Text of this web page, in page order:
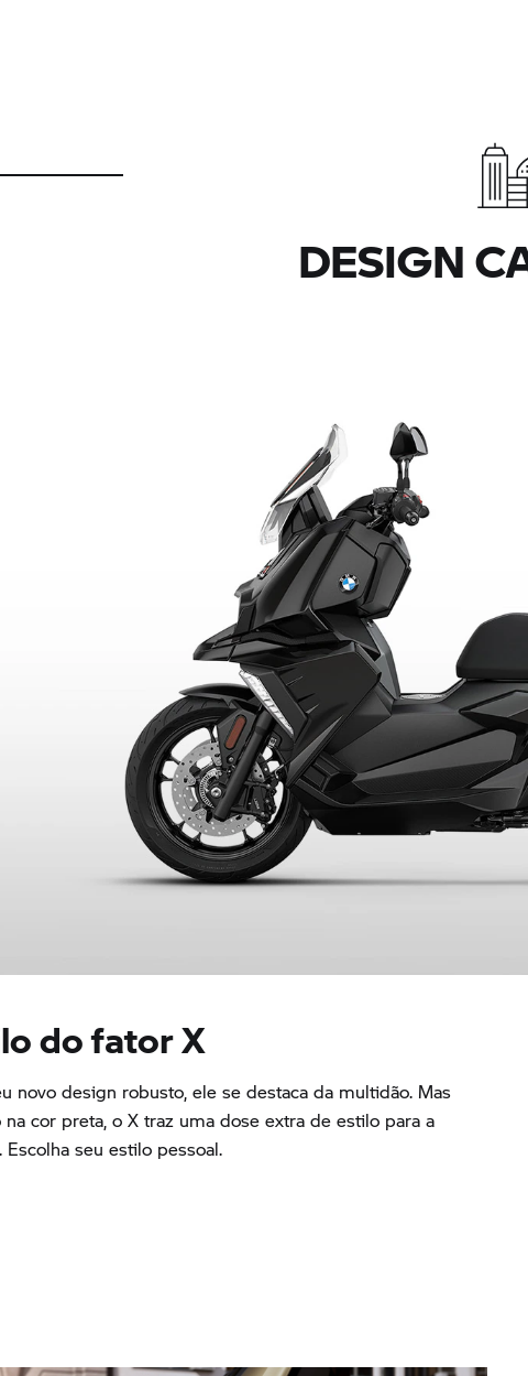
DESIGN
do fator X
novo design robusto, ele se destaca da multidão. Mas
cor preta, o X traz uma dose extra de estilo para a
Escolha seu estilo pessoal.